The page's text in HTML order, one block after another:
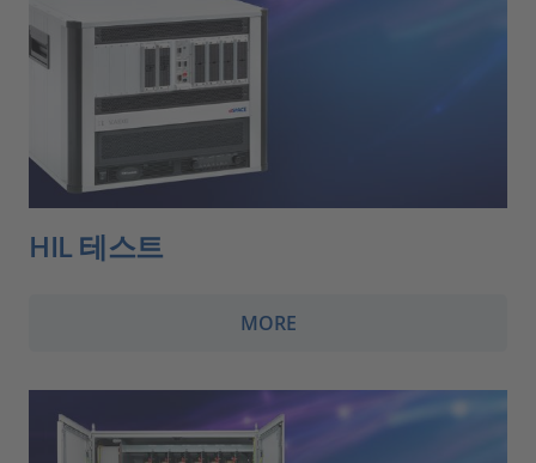
HIL 테스트
MORE